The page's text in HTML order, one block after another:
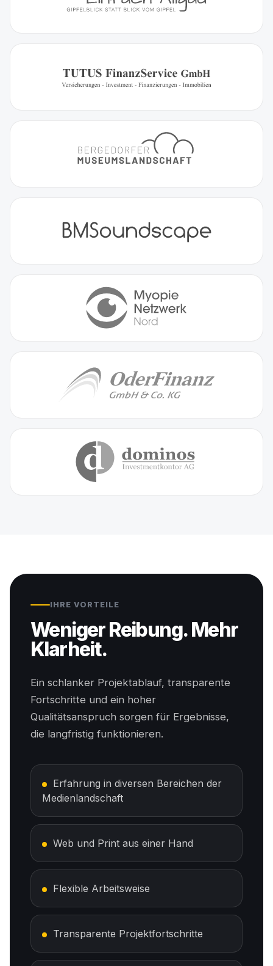
IHRE VORTEILE
Weniger Reibung. Mehr
Klarheit.
Ein schlanker Projektablauf, transparente
Fortschritte und ein hoher
Qualitätsanspruch sorgen für Ergebnisse,
die langfristig funktionieren.
Erfahrung in diversen Bereichen der
Medienlandschaft
Web und Print aus einer Hand
Flexible Arbeitsweise
Transparente Projektfortschritte